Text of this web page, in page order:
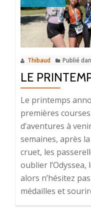
Thibaud Publié
LE
Le printemps
premières
d’aventures à
semaines, après
cruet, les
oublier l’Odyssea,
alors n’hésitez
médailles et